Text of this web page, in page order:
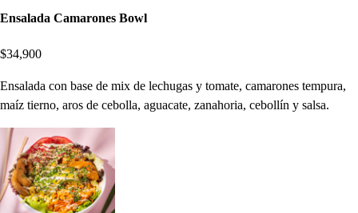
Ensalada Camarones Bowl
$34,900
Ensalada con base de mix de lechugas y tomate, camarones tempura,
maíz tierno, aros de cebolla, aguacate, zanahoria, cebollín y salsa.